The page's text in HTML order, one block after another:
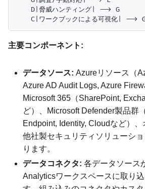
    D|脅威ハンティング| --> G
主要コンポーネント:
データソース: Azureリソース（
Azure AD Audit Logs, Azure
Microsoft 365（SharePoint,
ど）、Microsoft Defender製品群
Endpoint, Identity, Cloudなど）、
他社製セキュリティソリューシ
ります。
データコネクタ: 各データソース
Analyticsワークスペースに取り